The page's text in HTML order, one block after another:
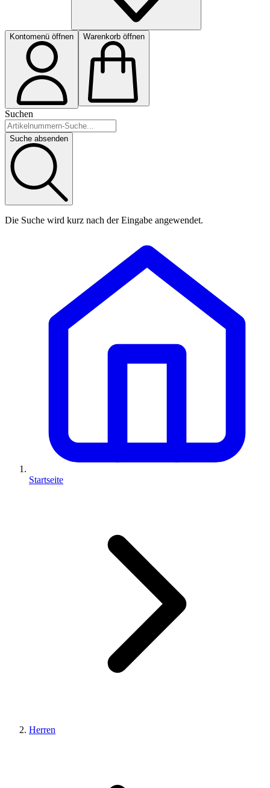
Kontomenü öffnen Warenkorb öffnen
Suchen
Suche absenden
Die Suche wird kurz nach der Eingabe angewendet.
Startseite
Herren